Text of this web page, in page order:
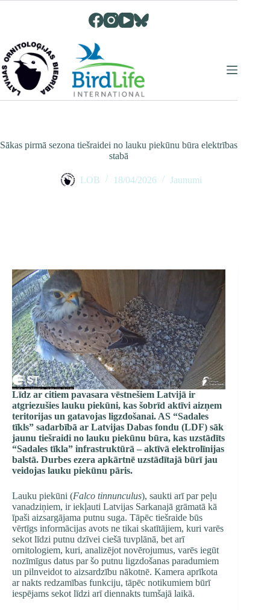
Sākas pirmā sezona tiešraidei no lauku piekūnu būra elektrības
stabā
LOB 18/04/2026 Jaunumi
Līdz ar citiem pavasara vēstnešiem Latvijā ir
atgriezušies lauku piekūni, kas šobrīd aktīvi aizņem
teritorijas un gatavojas ligzdošanai. AS “Sadales
tīkls” sadarbībā ar Latvijas Dabas fondu (LDF) sāk
jaunu tiešraidi no lauku piekūnu būra, kas uzstādīts
“Sadales tīkla” infrastruktūrā – aktīvā elektrolīnijas
balstā. Durbes ezera apkārtnē uzstādītajā būrī jau
veidojas lauku piekūnu pāris.
Lauku piekūni (Falco tinnunculus), saukti arī par peļu
vanadziņiem, ir iekļauti Latvijas Sarkanajā grāmatā kā
īpaši aizsargājama putnu suga. Tāpēc tiešraide būs
vērtīgs informācijas avots ne tikai skatītājiem, kuri varēs
sekot līdzi putnu dzīvei ciešā tuvplānā, bet arī
ornitologiem, kuri, analizējot novērojumus, varēs iegūt
nozīmīgus datus par šo putnu ligzdošanas paradumiem
un pilnveidot to aizsardzību nākotnē. Kamera aprīkota
ar nakts redzamības funkciju, tāpēc notikumiem būrī
iespējams sekot līdzi arī diennakts tumšajā laikā.